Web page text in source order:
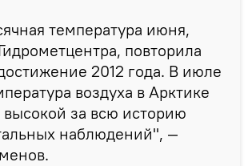
температура июня,
повторила
2012 года. В июле
воздуха в Арктике
за всю историю
наблюдений", —